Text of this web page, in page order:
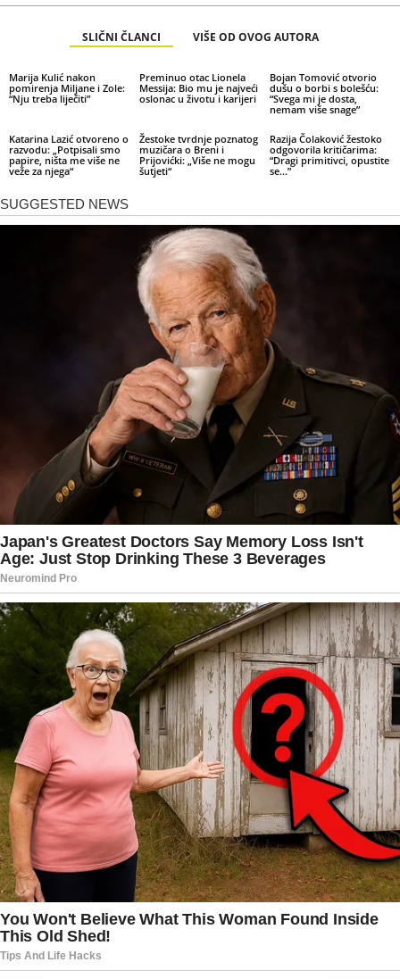
SLIČNI ČLANCI VIŠE OD OVOG AUTORA
Marija Kulić nakon
pomirenja Miljane i Zole:
“Nju treba liječiti”
Preminuo otac Lionela
Messija: Bio mu je najveći
oslonac u životu i karijeri
Bojan Tomović otvorio
dušu o borbi s bolešću:
“Svega mi je dosta,
nemam više snage”
Katarina Lazić otvoreno o
razvodu: „Potpisali smo
papire, ništa me više ne
veže za njega“
Žestoke tvrdnje poznatog
muzičara o Breni i
Prijovićki: „Više ne mogu
šutjeti“
Razija Čolaković žestoko
odgovorila kritičarima:
“Dragi primitivci, opustite
se…”